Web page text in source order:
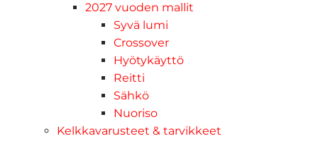
2027 vuoden mallit
Syvä lumi
Crossover
Hyötykäyttö
Reitti
Sähkö
Nuoriso
Kelkkavarusteet & tarvikkeet